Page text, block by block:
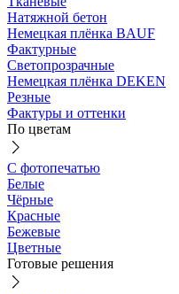
Натяжной бетон
Немецкая плёнка BAUF
Фактурные
Светопрозрачные
Немецкая плёнка DEKEN
Резные
Фактуры и оттенки
По цветам
С фотопечатью
Белые
Чёрные
Красные
Бежевые
Цветные
Готовые решения